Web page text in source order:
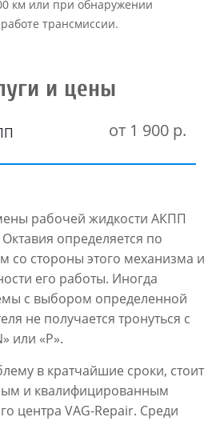
км или при обнаружении
трансмиссии.
и цены
от 1 900 р.
рабочей жидкости АКПП
определяется по
со стороны этого механизма и
его работы. Иногда
с выбором определенной
не получается тронуться с
или «P».
в кратчайшие сроки, стоит
и квалифицированным
центра VAG-Repair. Среди